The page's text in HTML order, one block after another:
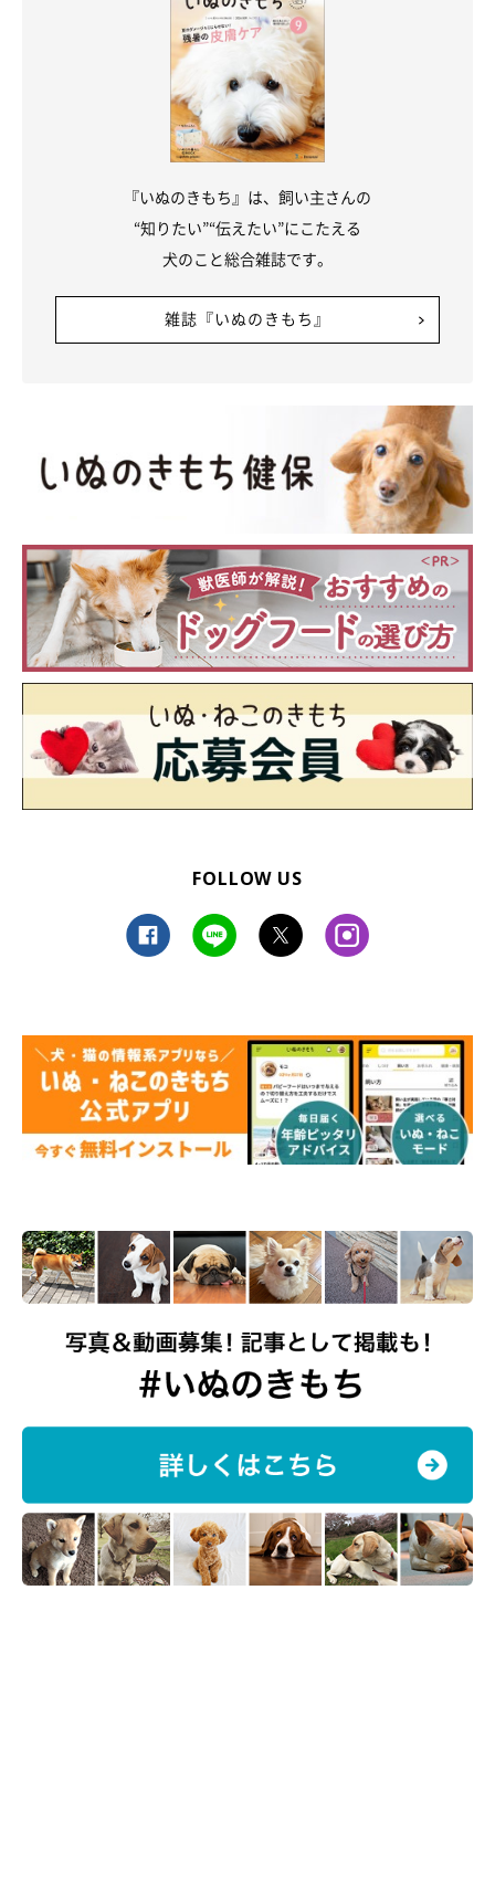
『いぬのきもち』は、飼い主さんの
“知りたい”“伝えたい”にこたえる
犬のこと総合雑誌です。
雑誌『いぬのきもち』
FOLLOW US